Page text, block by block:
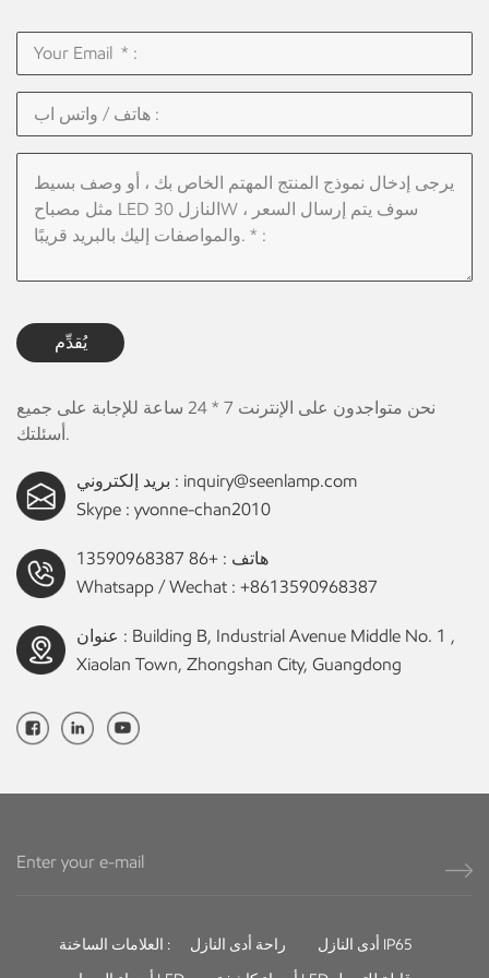
هذه الميزة مفيدة بشكل خاص في التطبيقات التي تتطلب أجواء إضاءة
مختلفة، مثل شاشات البيع بالتجزئة أو إعدادات الضيافة. 3. أجهزة استشعار
الحركة: يمكن تجهيز الأضواء الخطية LED بأجهزة استشعار الحركة للكشف
عن الإشغال وتشغيل الأضواء أو إيقاف تشغيلها تلقائيًا وفقًا لذلك. ويساعد
الحاجة إليها. 4. حصاد ضوء النهار: يمكن دمج الأضواء الخطية LED مع أجهزة
استشعار الضوء لقياس مستوى الإضاءة المحيطة في الفضاء. وهذا يسمح
بالتعديل التلقائي لإخراج الضوء بناءً على الضوء الطبيعي المتوفر، مما يحسن
استخدام الطاقة ويخلق بيئة إضاءة مريحة. 5. التحكم اللاسلكي: أتاح التقدم
المركزية. وهذا يوفر تحكمًا مريحًا ويتيح سيناريوهات الإضاءة المعقدة
والجدولة. تعمل تقنيات التحكم الذكية هذه على تحسين كفاءة الطاقة
للتطبيقات التجارية الحديثة.
يُقدِّم
نحن متواجدون على الإنترنت 7 * 24 ساعة للإجابة على جميع
أسئلتك.
بريد إلكتروني : inquiry@seenlamp.com
Skype : yvonne-chan2010
هاتف :+86 13590968387
Whatsapp / Wechat : +8613590968387
عنوان : Building B, Industrial Avenue Middle No. 1 ,
Xiaolan Town, Zhongshan City, Guangdong
العلامات الساخنة : راحة أدى النازل
أدى النازل IP65